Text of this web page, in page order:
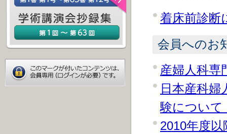
着床前診断
会員へのお
産婦人科専
日本産科婦
験について
2010年度